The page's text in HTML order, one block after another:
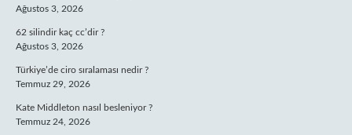
Ağustos 3, 2026
62 silindir kaç cc’dir ?
Ağustos 3, 2026
Türkiye’de ciro sıralaması nedir ?
Temmuz 29, 2026
Kate Middleton nasıl besleniyor ?
Temmuz 24, 2026